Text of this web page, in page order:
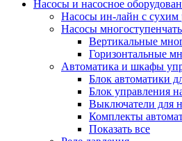
Насосы и насосное
Насосы ин-лайн с сухим
Насосы
Вертикальные
Горизонтальные
Автоматика и шкафы
Блок автоматики
Блок управления
Выключатели для
Комплекты
Показать все